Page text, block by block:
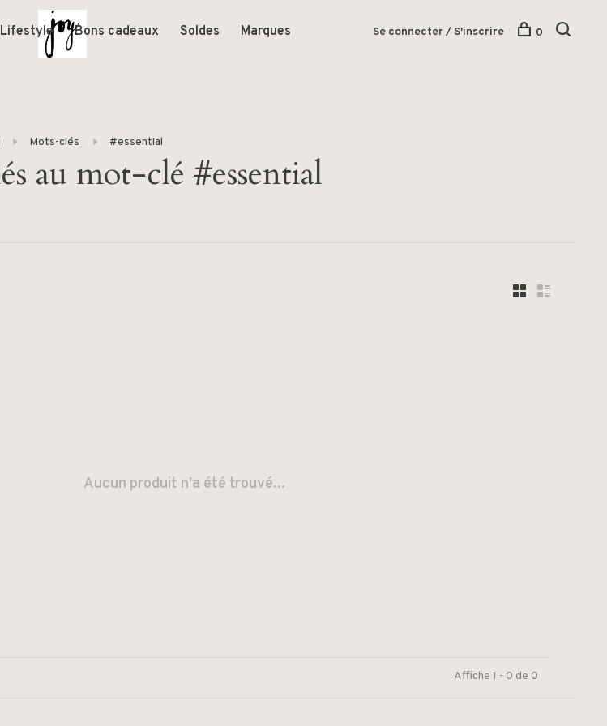
Lifestyle Bons cadeaux Soldes Marques Se connecter / S'inscrire 0
Mots-clés #essential
au mot-clé #essential
Aucun produit n'a été trouvé...
Affiche 1 - 0 de 0